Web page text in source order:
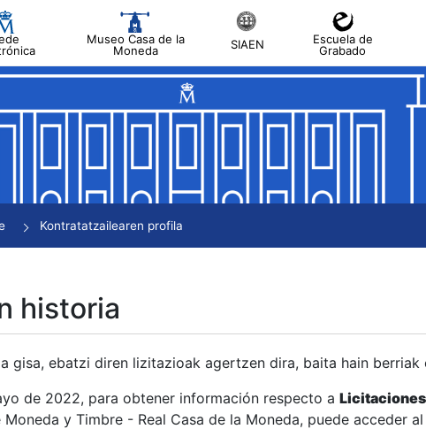
Museo Casa de la
Moneda
SIAEN
Escuela de
Grabado
Kontratatzailearen profila
historia
gisa, ebatzi diren lizitazioak agertzen dira, baita hain
de 2022, para obtener información respecto a
y Timbre - Real Casa de la Moneda, puede acceder